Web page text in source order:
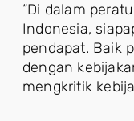
“Di dalam
Indonesia,
pendapat. Baik
dengan
mengkritik